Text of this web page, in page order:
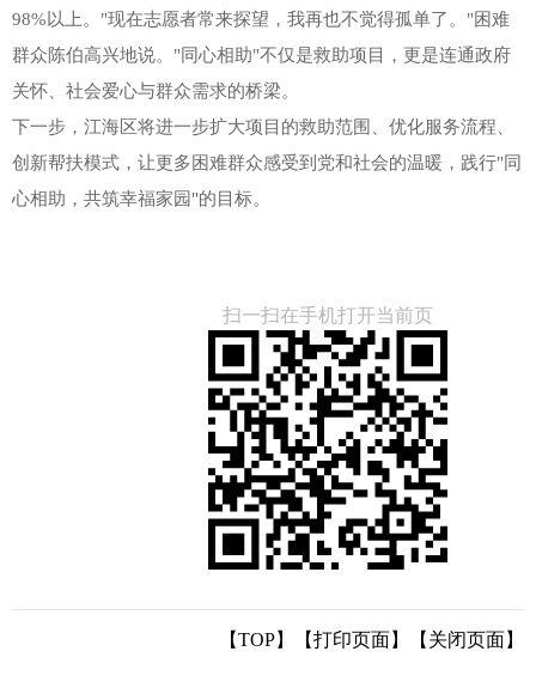
98%以上。"现在志愿者常来探望，我再也不觉得孤单了。"困难
群众陈伯高兴地说。"同心相助"不仅是救助项目，更是连通政府
关怀、社会爱心与群众需求的桥梁。
下一步，江海区将进一步扩大项目的救助范围、优化服务流程、
创新帮扶模式，让更多困难群众感受到党和社会的温暖，践行"同
心相助，共筑幸福家园"的目标。
扫一扫在手机打开当前页
【TOP】 【打印页面】【 关闭页面】